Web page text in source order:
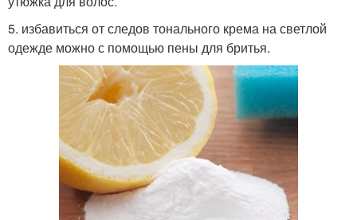
5. избавиться от следов тонального крема на светлой
одежде можно с помощью пены для бритья.